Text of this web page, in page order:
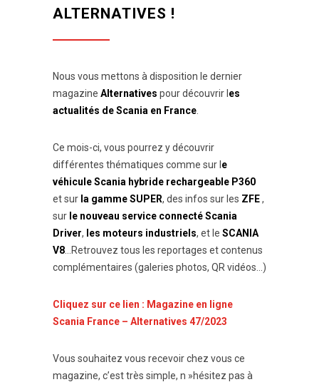
ALTERNATIVES !
Nous vous mettons à disposition le dernier
magazine Alternatives pour découvrir l es
actualités de Scania en France
Ce mois-ci, vous pourrez y découvrir
différentes thématiques comme sur l e
véhicule Scania hybride rechargeable P360
et sur la gamme SUPER, des infos sur les ZFE,
sur le nouveau service connecté Scania
Driver, les moteurs industriels, et le SCANIA
V8 …Retrouvez tous les reportages et contenus
complémentaires (galeries photos, QR vidéos…)
Cliquez sur ce lien : Magazine en ligne
Scania France – Alternatives 47/2023
Vous souhaitez vous recevoir chez vous ce
magazine, c’est très simple, n »hésitez pas à